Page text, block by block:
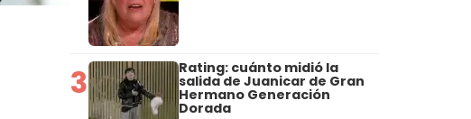
3 Rating: cuánto midió la
salida de Juanicar de Gran
Hermano Generación
Dorada